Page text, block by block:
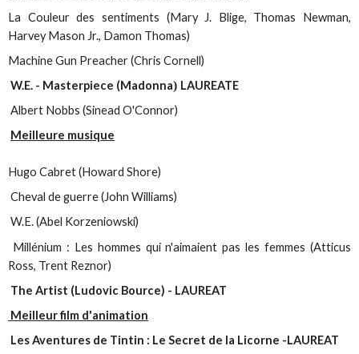
La Couleur des sentiments (Mary J. Blige, Thomas Newman,
Harvey Mason Jr., Damon Thomas)
Machine Gun Preacher (Chris Cornell)
W.E. - Masterpiece (Madonna) LAUREATE
Albert Nobbs (Sinead O'Connor)
Meilleure musique
Hugo Cabret (Howard Shore)
Cheval de guerre (John Williams)
W.E. (Abel Korzeniowski)
Millénium : Les hommes qui n'aimaient pas les femmes (Atticus
Ross, Trent Reznor)
The Artist (Ludovic Bource) - LAUREAT
Meilleur film d'animation
Les Aventures de Tintin : Le Secret de la Licorne -LAUREAT